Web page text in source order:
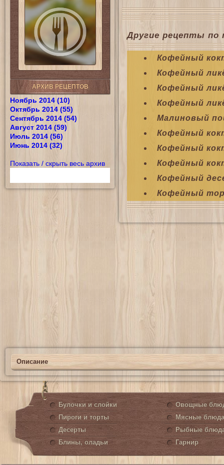
АРХИВ РЕЦЕПТОВ
Ноябрь 2014 (10)
Октябрь 2014 (55)
Сентябрь 2014 (54)
Август 2014 (59)
Июль 2014 (56)
Июнь 2014 (32)
Показать / скрыть весь архив
Другие рецепты по
Кофейный
Кофейный
Кофейный
Кофейный
Малиновый
Кофейный
Кофейный
Кофейный
Кофейный
Кофейный
Описание
Булочки и слойки
Пироги и торты
Десерты
Блины, оладьи
Овощные
Мясные блюда
Рыбные
Гарнир